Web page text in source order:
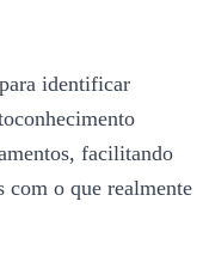
identificar
facilitando
com o que realmente